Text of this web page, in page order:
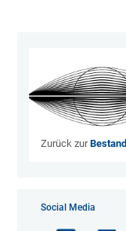
Zurück zur
Social Media